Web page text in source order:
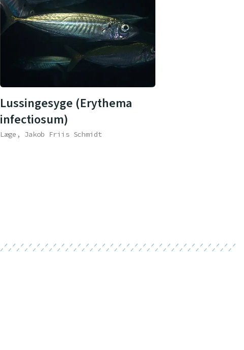
Lussingesyge (Erythema
infectiosum)
Læge, Jakob Friis Schmidt